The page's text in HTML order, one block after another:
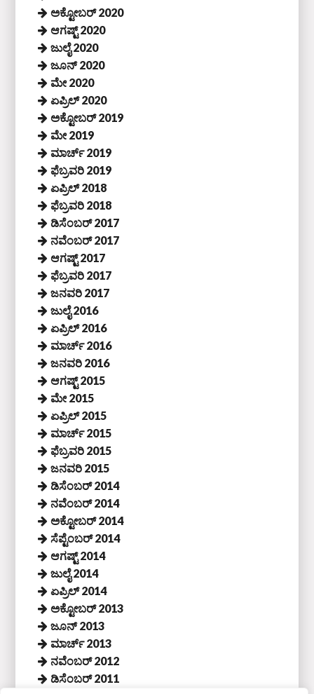
ಅಕ್ಟೋಬರ್ 2020
ಆಗಷ್ಟ್ 2020
ಜುಲೈ 2020
ಜೂನ್ 2020
ಮೇ 2020
ಏಪ್ರಿಲ್ 2020
ಅಕ್ಟೋಬರ್ 2019
ಮೇ 2019
ಮಾರ್ಚ್ 2019
ಫೆಬ್ರವರಿ 2019
ಏಪ್ರಿಲ್ 2018
ಫೆಬ್ರವರಿ 2018
ಡಿಸೆಂಬರ್ 2017
ನವೆಂಬರ್ 2017
ಆಗಷ್ಟ್ 2017
ಫೆಬ್ರವರಿ 2017
ಜನವರಿ 2017
ಜುಲೈ 2016
ಏಪ್ರಿಲ್ 2016
ಮಾರ್ಚ್ 2016
ಜನವರಿ 2016
ಆಗಷ್ಟ್ 2015
ಮೇ 2015
ಏಪ್ರಿಲ್ 2015
ಮಾರ್ಚ್ 2015
ಫೆಬ್ರವರಿ 2015
ಜನವರಿ 2015
ಡಿಸೆಂಬರ್ 2014
ನವೆಂಬರ್ 2014
ಅಕ್ಟೋಬರ್ 2014
ಸೆಪ್ಟೆಂಬರ್ 2014
ಆಗಷ್ಟ್ 2014
ಜುಲೈ 2014
ಏಪ್ರಿಲ್ 2014
ಅಕ್ಟೋಬರ್ 2013
ಜೂನ್ 2013
ಮಾರ್ಚ್ 2013
ನವೆಂಬರ್ 2012
ಡಿಸೆಂಬರ್ 2011